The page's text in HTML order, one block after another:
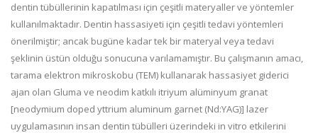
dentin tübüllerinin kapatılması için çeşitli materyaller ve yöntemler
kullanılmaktadır. Dentin hassasiyeti için çeşitli tedavi yöntemleri
önerilmiştir; ancak bugüne kadar tek bir materyal veya tedavi
şeklinin üstün olduğu sonucuna varılamamıştır. Bu çalışmanın amacı,
tarama elektron mikroskobu (TEM) kullanarak hassasiyet giderici
ajan olan Gluma ve neodim katkılı itriyum alüminyum granat
[neodymium doped yttrium aluminum garnet (Nd:YAG)] lazer
uygulamasının insan dentin tübülleri üzerindeki in vitro etkilerini